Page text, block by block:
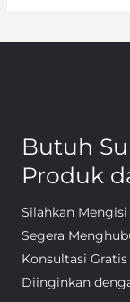
Butuh
Produk
Silahkan
Segera
Konsultasi
Diinginkan